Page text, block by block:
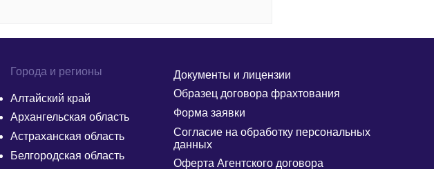
Города и регионы
Алтайский край
Архангельская область
Астраханская область
Белгородская область
Документы и лицензии
Образец договора фрахтования
Форма заявки
Согласие на обработку персональных
данных
Оферта Агентского договора